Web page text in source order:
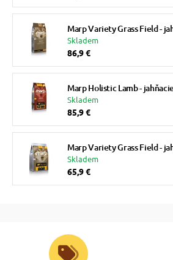
Marp Variety Grass Field -
Skladem
86,9 €
Marp Holistic Lamb -
Skladem
85,9 €
Marp Variety Grass Field -
Skladem
65,9 €